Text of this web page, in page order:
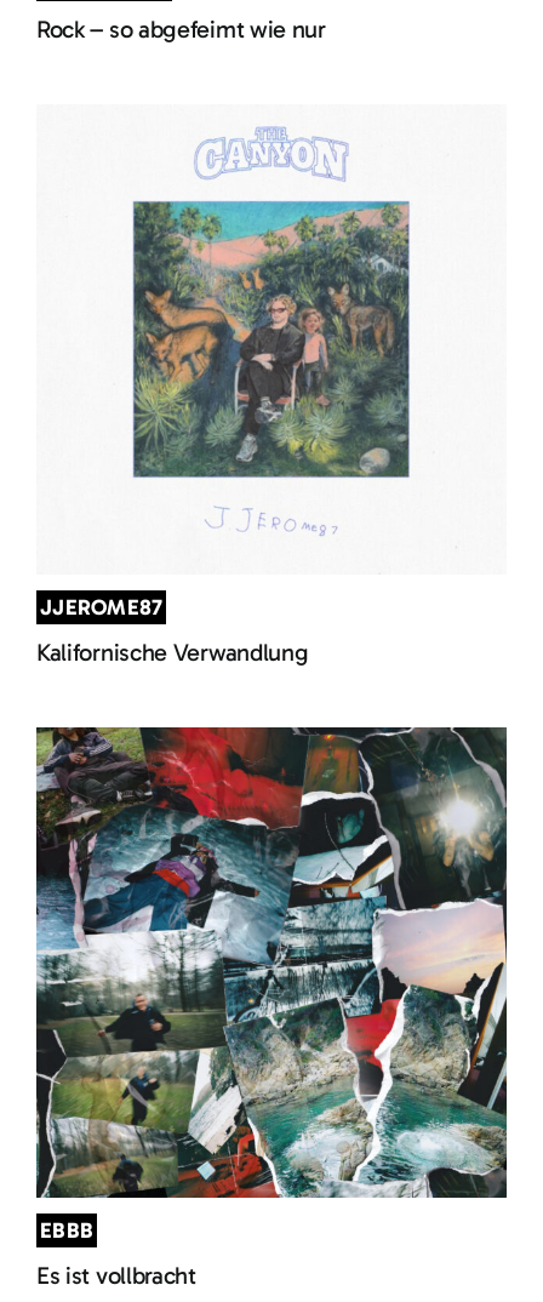
Rock – so abgefeimt wie nur
JJEROME87
Kalifornische Verwandlung
EBBB
Es ist vollbracht